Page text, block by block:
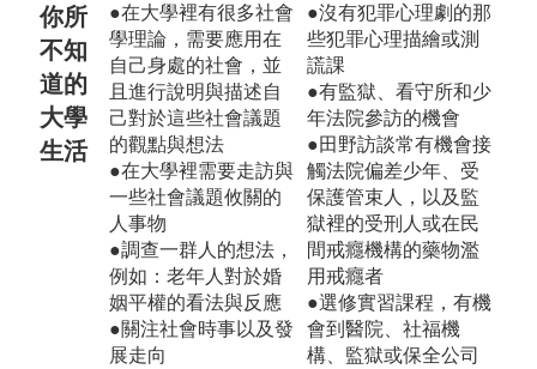
你所
不知
道的
大學
生活
●在大學裡有很多社會
學理論，需要應用在
自己身處的社會，並
且進行說明與描述自
己對於這些社會議題
的觀點與想法
●在大學裡需要走訪與
一些社會議題攸關的
人事物
●調查一群人的想法，
例如：老年人對於婚
姻平權的看法與反應
●關注社會時事以及發
展走向
●沒有犯罪心理劇的那
些犯罪心理描繪或測
謊課
●有監獄、看守所和少
年法院參訪的機會
●田野訪談常有機會接
觸法院偏差少年、受
保護管束人，以及監
獄裡的受刑人或在民
間戒癮機構的藥物濫
用戒癮者
●選修實習課程，有機
會到醫院、社福機
構、監獄或保全公司